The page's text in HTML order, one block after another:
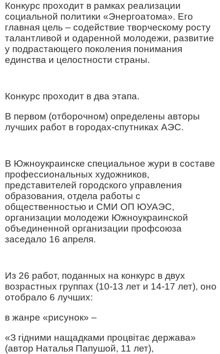
Конкурс проходит в рамках реализации
социальной политики «Энергоатома». Его
главная цель – содействие творческому росту
талантливой и одаренной молодежи, развитие
у подрастающего поколения понимания
единства и целостности страны.
Конкурс проходит в два этапа.
В первом (отборочном) определены авторы
лучших работ в городах-спутниках АЭС.
В Южноукраинске специальное жури в составе
профессиональных художников,
представителей городского управления
образования, отдела работы с
общественностью и СМИ ОП ЮУАЭС,
организации молодежи Южноукраинской
объединенной организации профсоюза
заседало 16 апреля.
Из 26 работ, поданных на конкурс в двух
возрастных группах (10-13 лет и 14-17 лет), оно
отобрало 6 лучших:
в жанре «рисунок» –
«З гідними нащадками процвітає держава»
(автор Наталья Папушой, 11 лет),